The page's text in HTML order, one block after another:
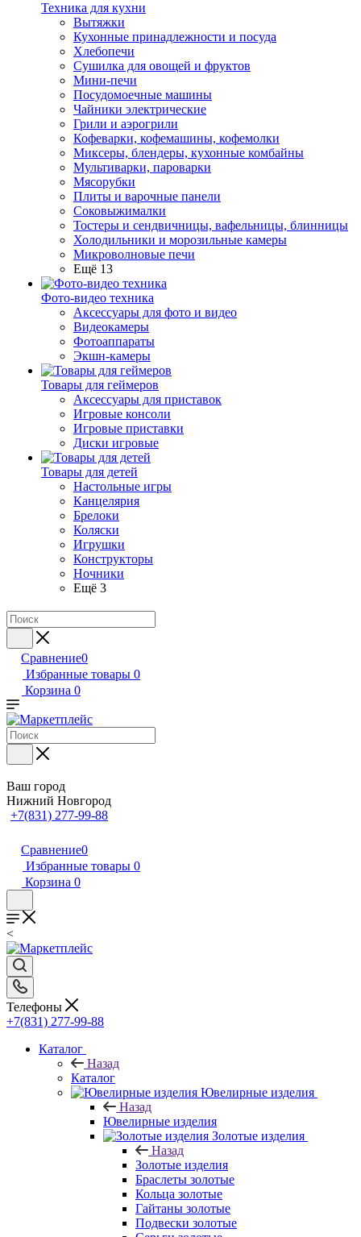
Техника для кухни
Вытяжки
Кухонные принадлежности и посуда
Хлебопечи
Сушилка для овощей и фруктов
Мини-печи
Посудомоечные машины
Чайники электрические
Грили и аэрогрили
Кофеварки, кофемашины, кофемолки
Миксеры, блендеры, кухонные комбайны
Мультиварки, пароварки
Мясорубки
Плиты и варочные панели
Соковыжималки
Тостеры и сендвичницы, вафельницы, блинницы
Холодильники и морозильные камеры
Микроволновые печи
Ещё 13
Фото-видео техника
Аксессуары для фото и видео
Видеокамеры
Фотоаппараты
Экшн-камеры
Товары для геймеров
Аксессуары для приставок
Игровые консоли
Игровые приставки
Диски игровые
Товары для детей
Настольные игры
Канцелярия
Брелоки
Коляски
Игрушки
Конструкторы
Ночники
Ещё 3
Сравнение0
Избранные товары 0
Корзина 0
Ваш город
Нижний Новгород
+7(831) 277-99-88
Сравнение0
Избранные товары 0
Корзина 0
<
Телефоны
+7(831) 277-99-88
Каталог
Назад
Каталог
Ювелирные изделия
Назад
Ювелирные изделия
Золотые изделия
Назад
Золотые изделия
Браслеты золотые
Кольца золотые
Гайтаны золотые
Подвески золотые